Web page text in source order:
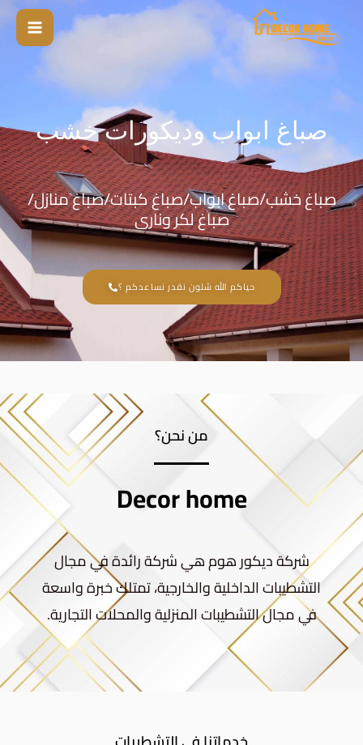
صباغ ابواب وديكورات خشب
صباغ خشب/صباغ ابواب/صباغ كبتات/صباغ منازل/
صباغ لكر ونارى
حياكم الله شلون نقدر نساعدكم ؟
من نحن؟
Decor home
شركة ديكور هوم هي شركة رائدة في مجال
التشطيبات الداخلية والخارجية، تمتلك خبرة واسعة
في مجال التشطيبات المنزلية والمحلات التجارية.